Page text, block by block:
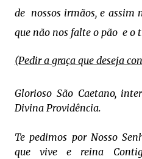
denossos irmãos,e assim
que não nos falte o pão e o
(Pedir a graça que deseja
Glorioso São Caetano,
Divina Providência.
Te pedimos por Nosso
que vive e reina